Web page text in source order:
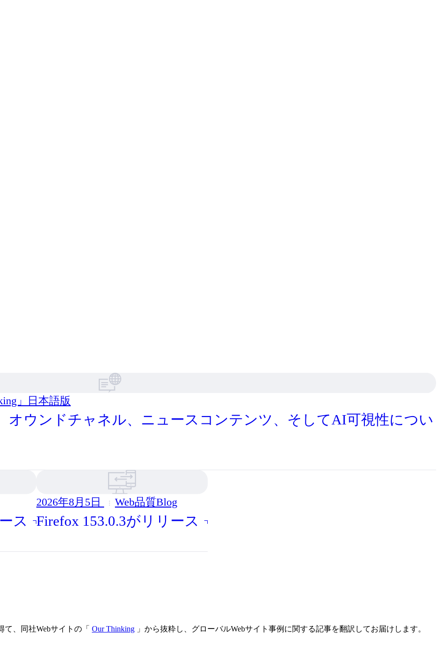
」日本語版
オウンドチャネル、ニュースコンテンツ、そしてAI可視性につい
ス
2026年8月5日 Web品質Blog
Firefox 153.0.3がリリース
て、同社Webサイトの「 Our Thinking 」から抜粋し、グローバルWebサイト事例に関する記事を翻訳してお届けします。